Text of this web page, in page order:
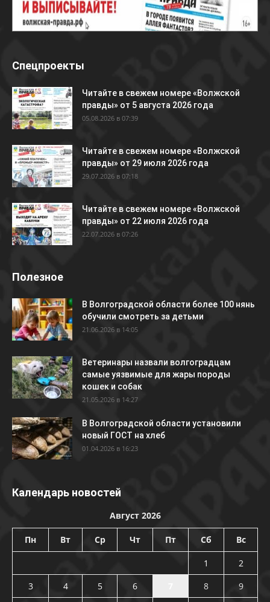
Спецпроекты
Читайте в свежем номере «Волжской
правды» от 5 августа 2026 года
05.08.2026 в 07:39
Читайте в свежем номере «Волжской
правды» от 29 июля 2026 года
29.07.2026 в 07:18
Читайте в свежем номере «Волжской
правды» от 22 июля 2026 года
22.07.2026 в 07:26
Полезное
В Волгоградской области более 100 нянь
обучили смотреть за детьми
21.06.2026 в 14:05
Ветеринары назвали волгоградцам
самые уязвимые для жары породы
кошек и собак
21.05.2026 в 14:27
В Волгоградской области установили
новый ГОСТ на хлеб
01.04.2026 в 16:23
Календарь новостей
Август 2026
Пн Вт Ср Чт Пт Сб Вс
1
2
3
4 5 6 8
9